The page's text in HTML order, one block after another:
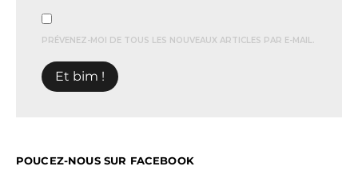
PRÉVENEZ-MOI DE TOUS LES NOUVEAUX ARTICLES PAR E-MAIL.
POUCEZ-NOUS SUR FACEBOOK